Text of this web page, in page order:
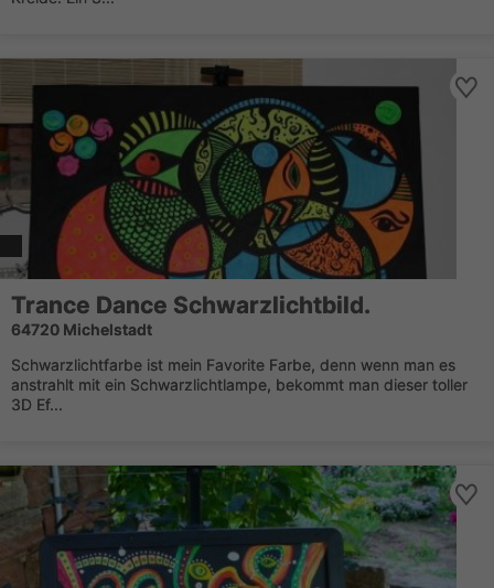
Trance Dance Schwarzlichtbild.
64720 Michelstadt
Schwarzlichtfarbe ist mein Favorite Farbe, denn wenn man es
anstrahlt mit ein Schwarzlichtlampe, bekommt man dieser toller
3D Ef...